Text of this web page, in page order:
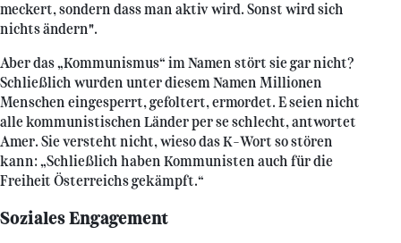
meckert, sondern dass man aktiv wird. Sonst wird sich
nichts ändern".
Aber das „Kommunismus“ im Namen stört sie gar nicht?
Schließlich wurden unter diesem Namen Millionen
Menschen eingesperrt, gefoltert, ermordet. E seien nicht
alle kommunistischen Länder per se schlecht, antwortet
Amer. Sie versteht nicht, wieso das K-Wort so stören
kann: „Schließlich haben Kommunisten auch für die
Freiheit Österreichs gekämpft.“
Soziales Engagement